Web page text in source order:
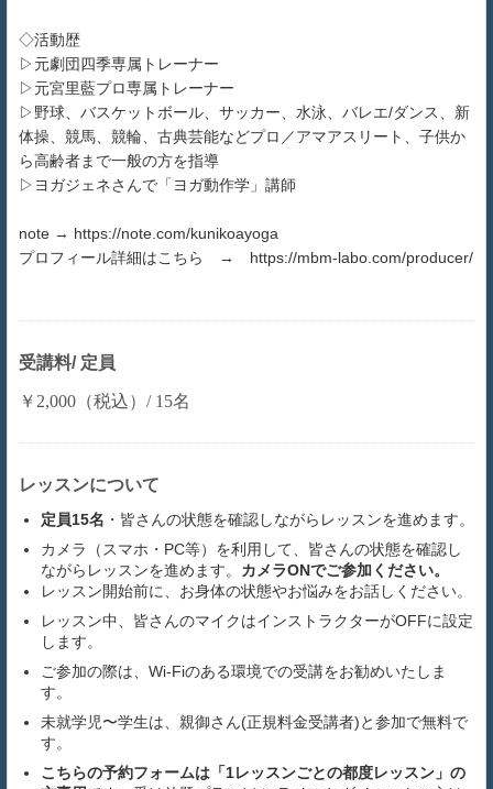
◇活動歴
▷元劇団四季専属トレーナー
▷元宮里藍プロ専属トレーナー
▷野球、バスケットボール、サッカー、水泳、バレエ/ダンス、新
体操、競馬、競輪、古典芸能などプロ／アマアスリート、子供か
ら高齢者まで一般の方を指導
▷ヨガジェネさんで「ヨガ動作学」講師
note → https://note.com/kunikoayoga
プロフィール詳細はこちら → https://mbm-labo.com/producer/
受講料/ 定員
￥2,000（税込）/ 15名
レッスンについて
定員15名 ・皆さんの状態を確認しながらレッスンを進めます。
カメラ（スマホ・PC等）を利用して、皆さんの状態を確認し
ながらレッスンを進めます。 カメラONでご参加ください。
レッスン開始前に、お身体の状態やお悩みをお話しください。
レッスン中、皆さんのマイクはインストラクターがOFFに設定
します。
ご参加の際は、Wi-Fiのある環境での受講をお勧めいたしま
す。
未就学児〜学生は、親御さん(正規料金受講者)と参加で無料で
す。
こちらの予約フォームは「1レッスンごとの都度レッスン」の